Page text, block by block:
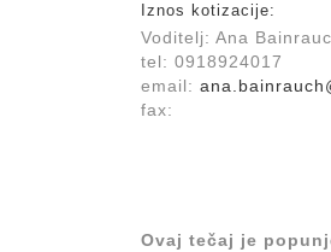
Iznos kotizacije:
Voditelj: Ana
tel: 0918924017
email:
fax:
Ovaj tečaj je